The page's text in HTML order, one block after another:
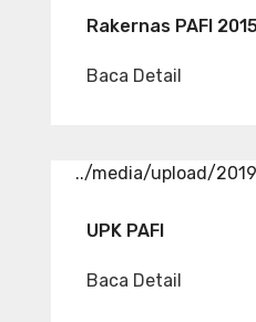
Rakernas PAFI
Baca Detail
../media/upload/
UPK PAFI
Baca Detail